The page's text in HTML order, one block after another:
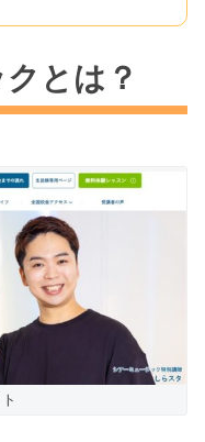
とは？